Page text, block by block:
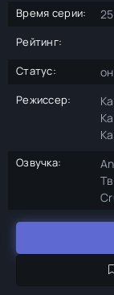
Время серии:
Рейтинг:
Статус:
Режиссер:
Озвучка: